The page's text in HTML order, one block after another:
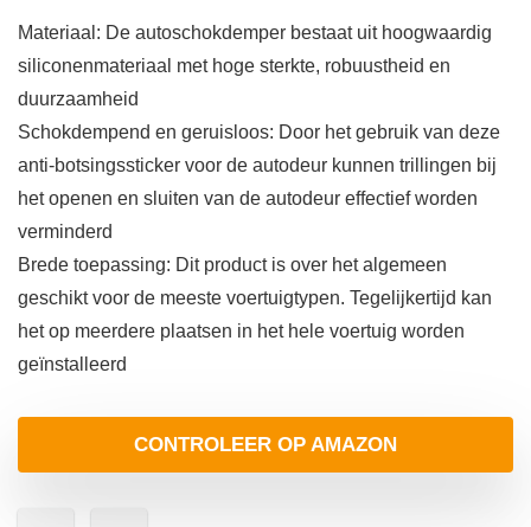
Materiaal: De autoschokdemper bestaat uit hoogwaardig
siliconenmateriaal met hoge sterkte, robuustheid en
duurzaamheid
Schokdempend en geruisloos: Door het gebruik van deze
anti-botsingssticker voor de autodeur kunnen trillingen bij
het openen en sluiten van de autodeur effectief worden
verminderd
Brede toepassing: Dit product is over het algemeen
geschikt voor de meeste voertuigtypen. Tegelijkertijd kan
het op meerdere plaatsen in het hele voertuig worden
geïnstalleerd
CONTROLEER OP AMAZON